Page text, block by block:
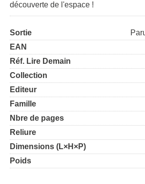
découverte de l'espace !
Sortie
EAN
Réf. Lire Demain
Collection
Editeur
Famille
Nbre de pages
Reliure
Dimensions (L×H×P)
Poids